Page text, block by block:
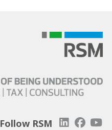
Follow RSM